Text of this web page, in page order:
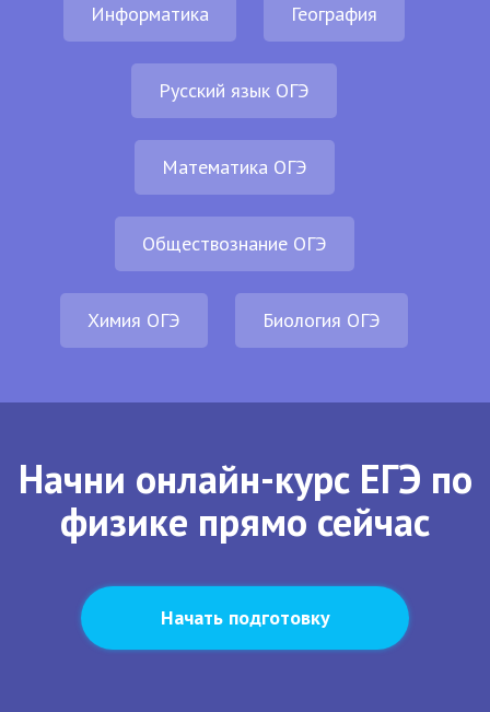
Информатика География
Русский язык ОГЭ
Математика ОГЭ
Обществознание ОГЭ
Химия ОГЭ Биология ОГЭ
Начни онлайн-курс ЕГЭ по
физике прямо сейчас
Начать подготовку